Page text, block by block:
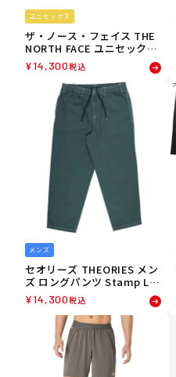
ユニセックス
ザ・ノース・フェイス THE
NORTH FACE ユニセックス
バーサタイルパンツ ロング
パンツ NB32651-MR 26FW
¥14,300税込
メンズ
セオリーズ THEORIES メン
ズ ロングパンツ Stamp Lo
unge Pant 36391SE80224
26SP
¥14,300税込